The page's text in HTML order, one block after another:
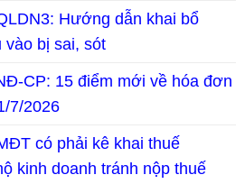
Hướng dẫn khai bổ
vào bị sai, sót
CP: 15 điểm mới về hóa đơn
7/2026
có phải kê khai thuế
kinh doanh tránh nộp thuế